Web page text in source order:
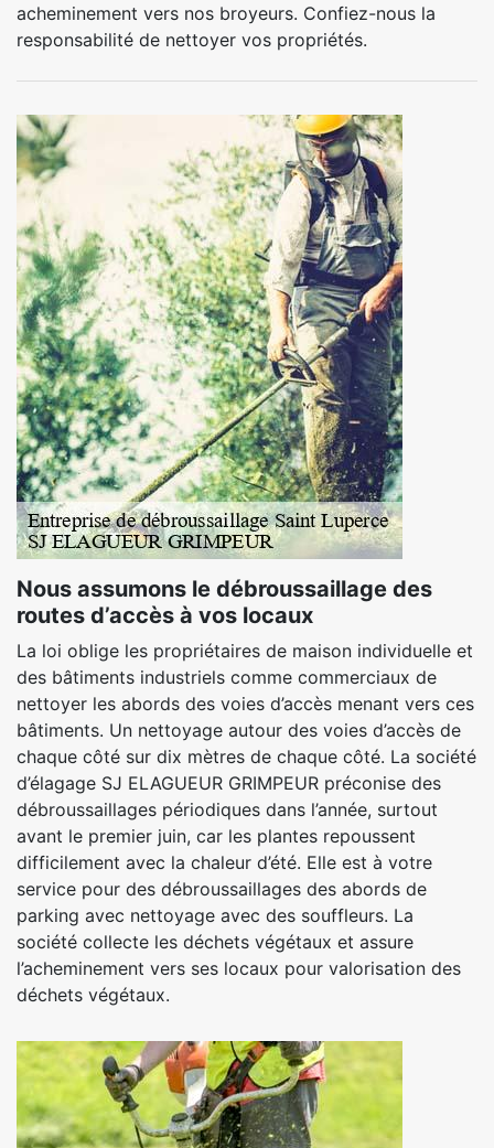
acheminement vers nos broyeurs. Confiez-nous la
responsabilité de nettoyer vos propriétés.
Nous assumons le débroussaillage des
routes d’accès à vos locaux
La loi oblige les propriétaires de maison individuelle et
des bâtiments industriels comme commerciaux de
nettoyer les abords des voies d’accès menant vers ces
bâtiments. Un nettoyage autour des voies d’accès de
chaque côté sur dix mètres de chaque côté. La société
d’élagage SJ ELAGUEUR GRIMPEUR préconise des
débroussaillages périodiques dans l’année, surtout
avant le premier juin, car les plantes repoussent
difficilement avec la chaleur d’été. Elle est à votre
service pour des débroussaillages des abords de
parking avec nettoyage avec des souffleurs. La
société collecte les déchets végétaux et assure
l’acheminement vers ses locaux pour valorisation des
déchets végétaux.